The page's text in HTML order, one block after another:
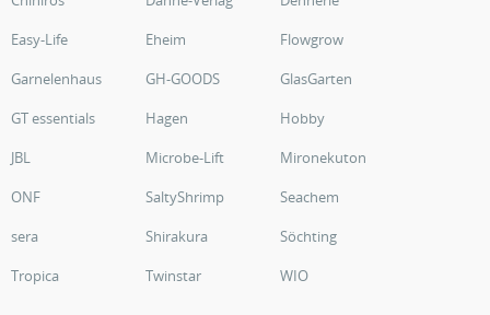
Easy-Life
Eheim
Flowgrow
Garnelenhaus
GH-GOODS
GlasGarten
GT essentials
Hagen
Hobby
JBL
Microbe-Lift
Mironekuton
ONF
SaltyShrimp
Seachem
sera
Shirakura
Söchting
Tropica
Twinstar WIO